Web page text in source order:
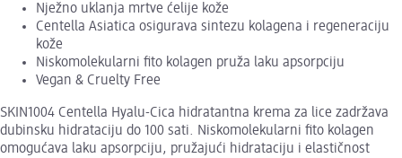
Nježno uklanja mrtve ćelije kože
Centella Asiatica osigurava sintezu kolagena i regeneraciju
kože
Niskomolekularni fito kolagen pruža laku apsorpciju
Vegan & Cruelty Free
SKIN1004 Centella Hyalu-Cica hidratantna krema za lice zadržava
dubinsku hidrataciju do 100 sati. Niskomolekularni fito kolagen
omogućava laku apsorpciju, pružajući hidrataciju i elastičnost